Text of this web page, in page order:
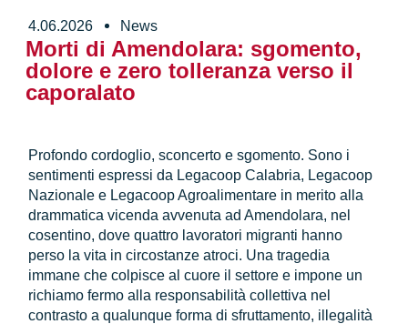
4.06.2026 News
Morti di Amendolara: sgomento,
dolore e zero tolleranza verso il
caporalato
Profondo cordoglio, sconcerto e sgomento. Sono i
sentimenti espressi da Legacoop Calabria, Legacoop
Nazionale e Legacoop Agroalimentare in merito alla
drammatica vicenda avvenuta ad Amendolara, nel
cosentino, dove quattro lavoratori migranti hanno
perso la vita in circostanze atroci. Una tragedia
immane che colpisce al cuore il settore e impone un
richiamo fermo alla responsabilità collettiva nel
contrasto a qualunque forma di sfruttamento, illegalità